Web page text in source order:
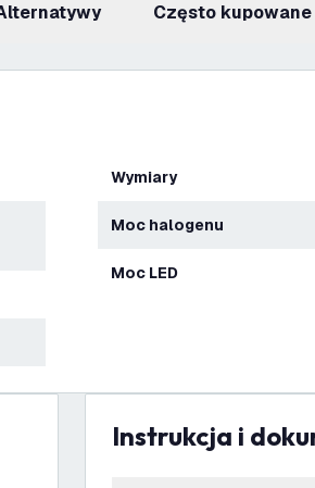
Alternatywy Często
Wymiary
Moc halogenu
Moc LED
Instrukcja i